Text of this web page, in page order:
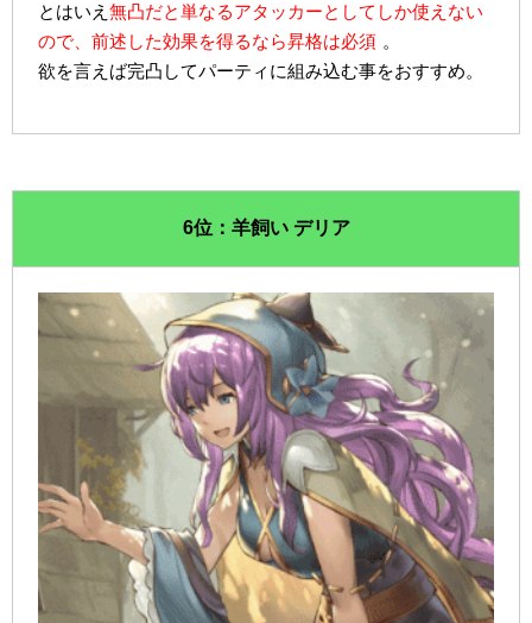
とはいえ無凸だと単なるアタッカーとしてしか使えない
ので、前述した効果を得るなら昇格は必須 。
欲を言えば完凸してパーティに組み込む事をおすすめ。
6位：羊飼い デリア